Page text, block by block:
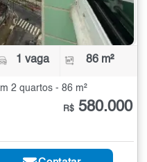
1 vaga 86 m²
2 quartos - 86 m²
R$ 580.000